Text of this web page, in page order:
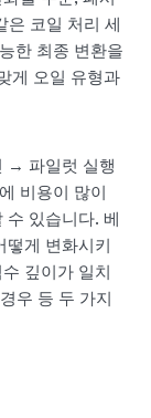
코일 처리 세
한 최종 변환을
게 오일 유형과
→ 파일럿 실행
비용이 많이
있습니다. 베
게 변화시키
깊이가 일치
우 등 두 가지